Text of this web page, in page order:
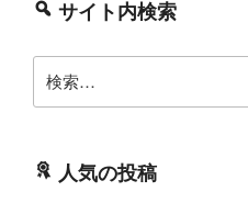
サイト内検索
索:
人気の投稿